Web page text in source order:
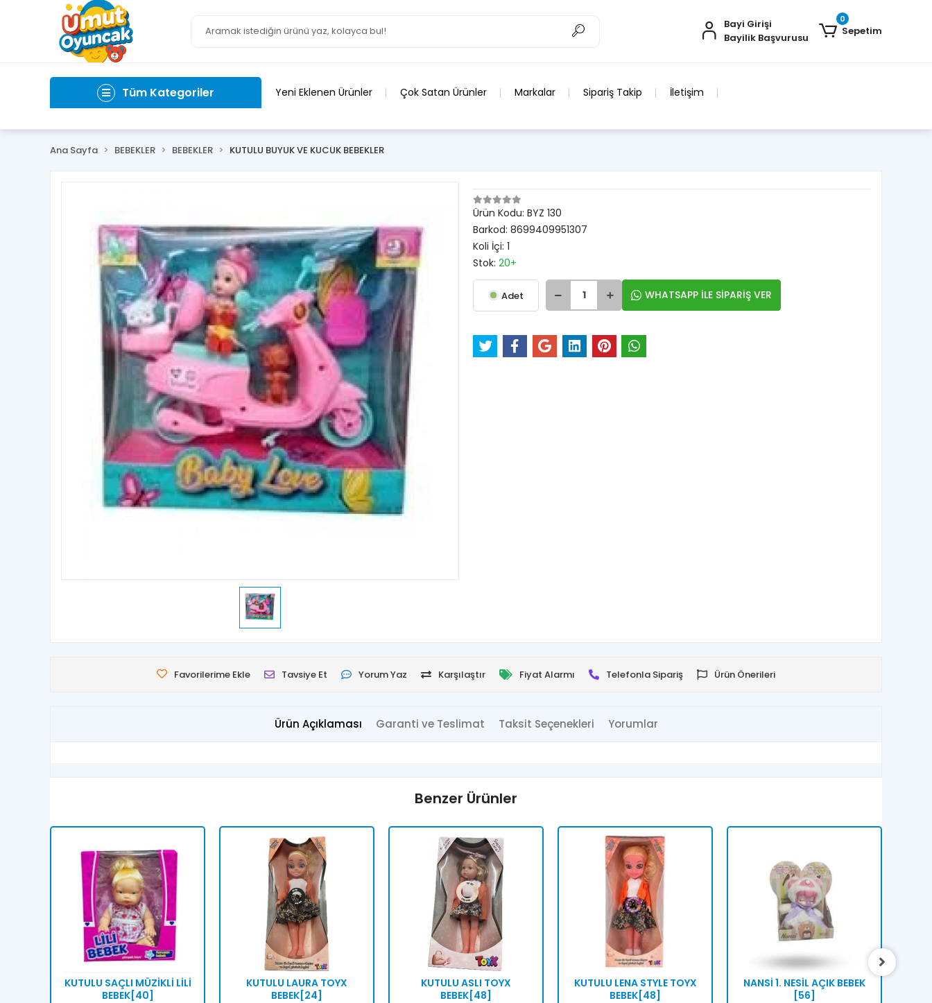
Bayi Girişi
Bayilik Başvurusu
0
Sepetim
Tüm Kategoriler Yeni Eklenen Ürünler Çok Satan Ürünler Markalar Sipariş Takip İletişim
Ana Sayfa BEBEKLER BEBEKLER KUTULU BUYUK VE KUCUK BEBEKLER
Ürün Kodu: BYZ 130
Barkod: 8699409951307
Koli İçi: 1
Stok: 20+
Adet WHATSAPP İLE SİPARİŞ VER
Favorilerime Ekle Tavsiye Et Yorum Yaz Karşılaştır Fiyat Alarmı Telefonla Sipariş Ürün Önerileri
Ürün Açıklaması Garanti ve Teslimat Taksit Seçenekleri Yorumlar
Benzer Ürünler
KUTULU SAÇLI MÜZİKLİ LİLİ
BEBEK[40]
KUTULU LAURA TOYX
BEBEK[24]
KUTULU ASLI TOYX
BEBEK[48]
KUTULU LENA STYLE TOYX
BEBEK[48]
NANSİ 1. NESİL AÇIK BEBEK
[56]